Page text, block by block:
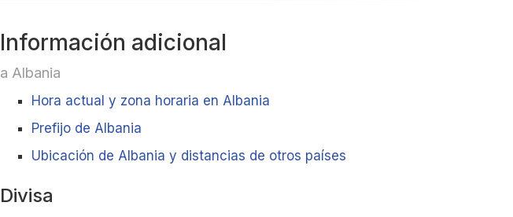
Información adicional
a Albania
Hora actual y zona horaria en Albania
Prefijo de Albania
Ubicación de Albania y distancias de otros países
Divisa